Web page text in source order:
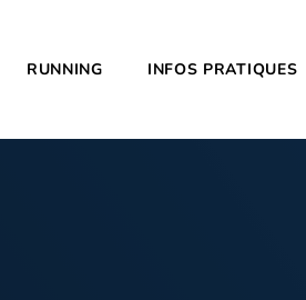
RUNNING INFOS PRATIQUES